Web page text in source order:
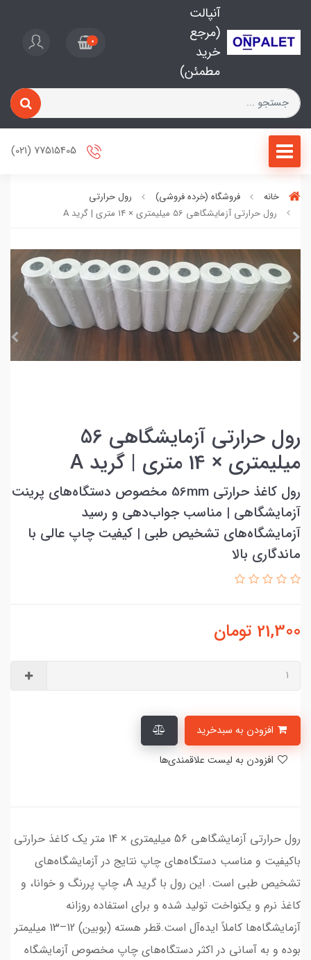
آنپالت
(مرجع
خرید
مطمئن)
0
خانه فروشگاه (خرده فروشی)
رول حرارتی
رول حرارتی آزمایشگاهی 56 میلیمتری × 14 متری | گرید A
رول حرارتی آزمایشگاهی 56
میلیمتری × 14 متری | گرید A
رول کاغذ حرارتی 56mm مخصوص دستگاه‌های پرینت
آزمایشگاهی | مناسب جواب‌دهی و رسید
آزمایشگاه‌های تشخیص طبی | کیفیت چاپ عالی با
ماندگاری بالا
21,300 تومان
​​رول حرارتی آزمایشگاهی 56 میلیمتری × 14 متر یک کاغذ حرارتی
باکیفیت و مناسب دستگاه‌های چاپ نتایج در آزمایشگاه‌های
تشخیص طبی است. این رول با گرید A، چاپ پررنگ و خوانا، و
کاغذ نرم و یکنواخت تولید شده و برای استفاده روزانه
آزمایشگاه‌ها کاملاً ایده‌آل است.قطر هسته (بوبین) 12–13 میلیمتر
بوده و به آسانی در اکثر دستگاه‌های چاپ مخصوص آزمایشگاه